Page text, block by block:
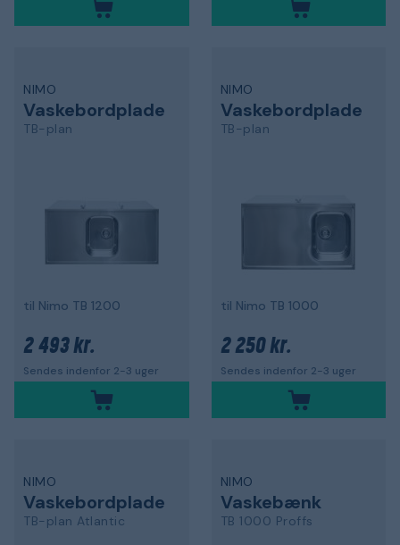
NIMO
Vaskebordplade
TB-plan
til Nimo TB 1200
2 493 kr.
Sendes indenfor 2-3 uger
NIMO
Vaskebordplade
TB-plan
til Nimo TB 1000
2 250 kr.
Sendes indenfor 2-3 uger
NIMO
Vaskebordplade
TB-plan Atlantic
NIMO
Vaskebænk
TB 1000 Proffs